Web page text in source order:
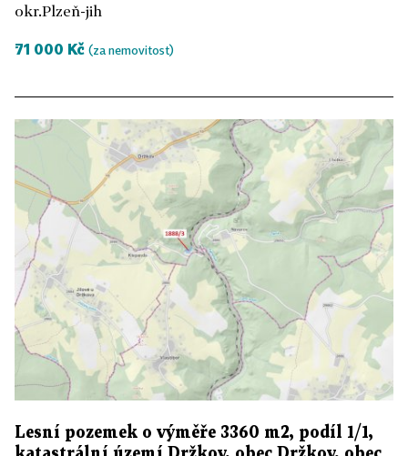
okr.Plzeň-jih
71 000 Kč (za nemovitost)
Lesní pozemek o výměře 3360 m2, podíl 1/1,